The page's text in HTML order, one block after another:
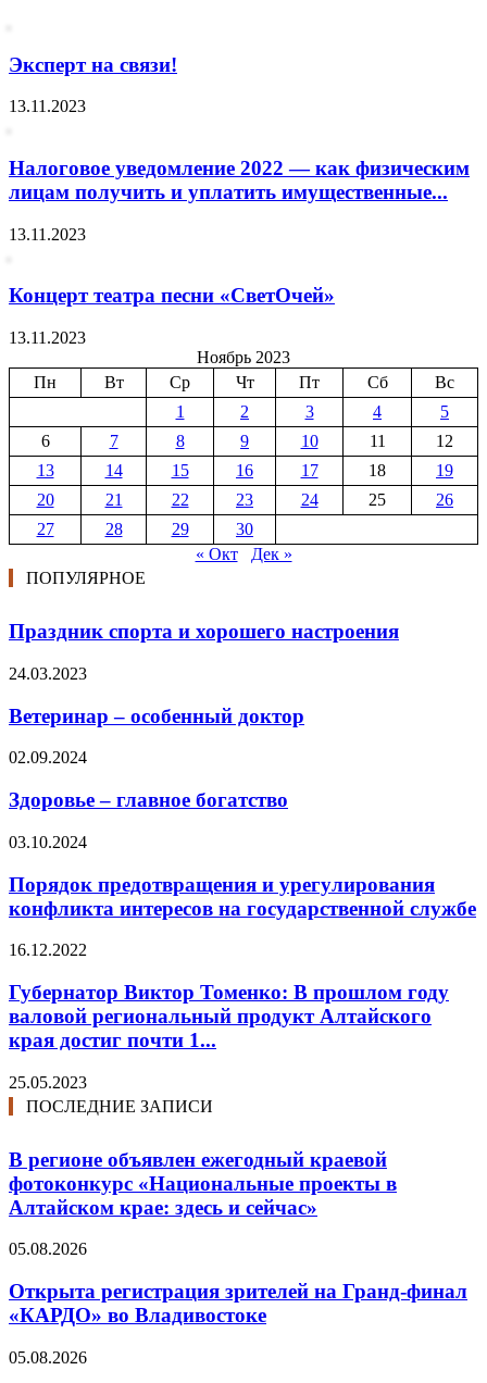
Эксперт на связи!
13.11.2023
Налоговое уведомление 2022 — как физическим
лицам получить и уплатить имущественные...
13.11.2023
Концерт театра песни «СветОчей»
13.11.2023
Ноябрь 2023
Пн
Вт Ср Чт Пт Сб
Вс
1
2 3 4
5
6
7 8 9 10 11
12
13
14 15 16 17 18
19
20
21 22 23 24 25
26
27
28 29
30
« Окт
Дек »
ПОПУЛЯРНОЕ
Праздник спорта и хорошего настроения
24.03.2023
Ветеринар – особенный доктор
02.09.2024
Здоровье – главное богатство
03.10.2024
Порядок предотвращения и урегулирования
конфликта интересов на государственной службе
16.12.2022
Губернатор Виктор Томенко: В прошлом году
валовой региональный продукт Алтайского
края достиг почти 1...
25.05.2023
ПОСЛЕДНИЕ ЗАПИСИ
В регионе объявлен ежегодный краевой
фотоконкурс «Национальные проекты в
Алтайском крае: здесь и сейчас»
05.08.2026
Открыта регистрация зрителей на Гранд-финал
«КАРДО» во Владивостоке
05.08.2026